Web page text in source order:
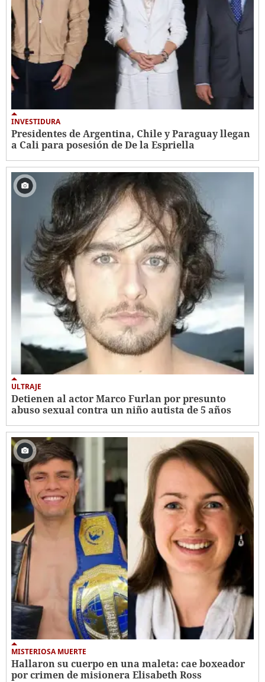
INVESTIDURA
Presidentes de Argentina, Chile y Paraguay llegan
a Cali para posesión de De la Espriella
ULTRAJE
Detienen al actor Marco Furlan por presunto
abuso sexual contra un niño autista de 5 años
MISTERIOSA MUERTE
Hallaron su cuerpo en una maleta: cae boxeador
por crimen de misionera Elisabeth Ross